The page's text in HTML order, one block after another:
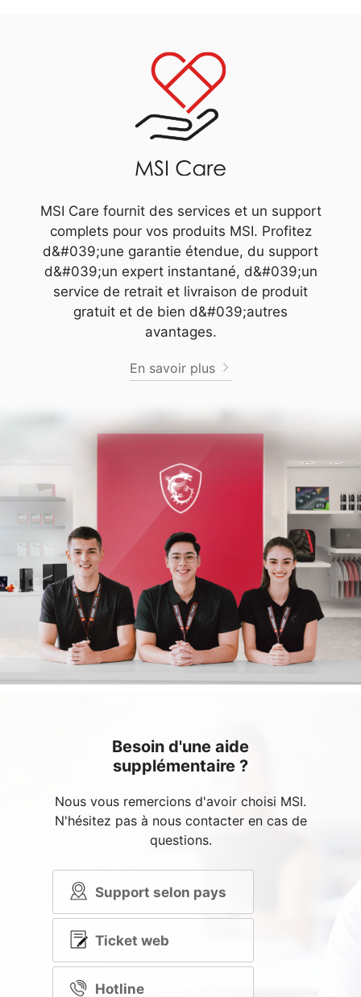
MSI Care fournit des services et un support
complets pour vos produits MSI. Profitez
d&#039;une garantie étendue, du support
d&#039;un expert instantané, d&#039;un
service de retrait et livraison de produit
gratuit et de bien d&#039;autres
avantages.
En savoir plus
Besoin d'une aide
supplémentaire ?
Nous vous remercions d'avoir choisi MSI.
N'hésitez pas à nous contacter en cas de
questions.
Support selon pays
Ticket web
Hotline